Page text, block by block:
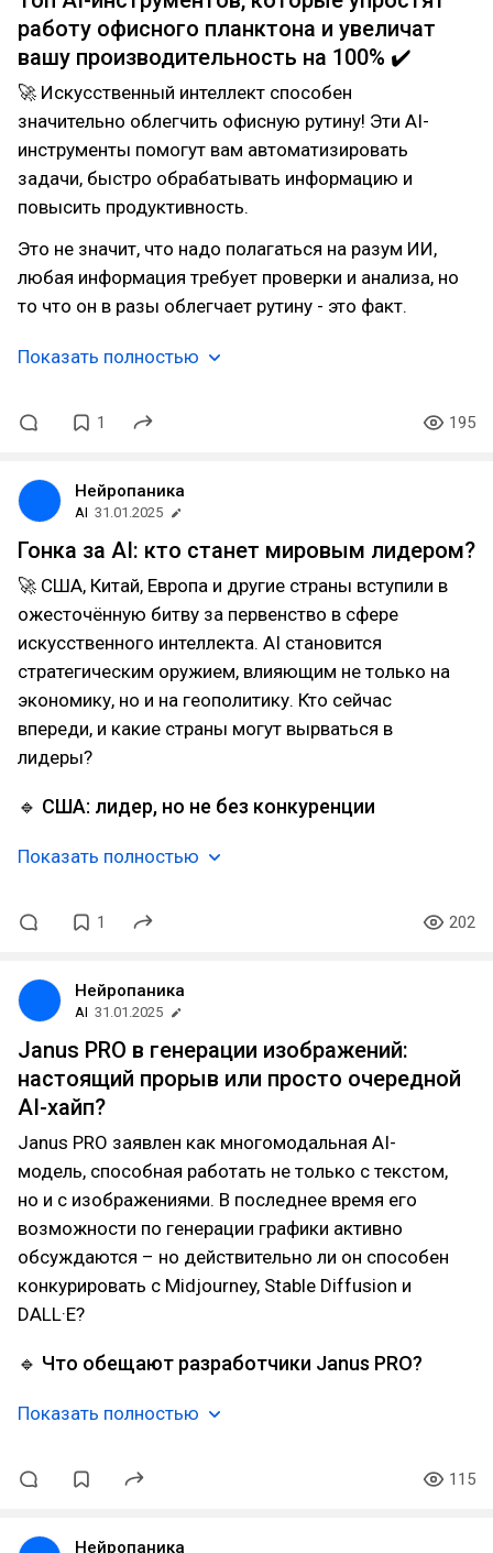
работу офисного планктона и увеличат
вашу производительность на 100% ✔️
🚀 Искусственный интеллект способен
значительно облегчить офисную рутину! Эти AI-
инструменты помогут вам автоматизировать
задачи, быстро обрабатывать информацию и
повысить продуктивность.
Это не значит, что надо полагаться на разум ИИ,
любая информация требует проверки и анализа, но
то что он в разы облегчает рутину - это факт.
Показать полностью
1 195
Нейропаника
AI 31.01.2025
Гонка за AI: кто станет мировым лидером?
🚀 США, Китай, Европа и другие страны вступили в
ожесточённую битву за первенство в сфере
искусственного интеллекта. AI становится
стратегическим оружием, влияющим не только на
экономику, но и на геополитику. Кто сейчас
впереди, и какие страны могут вырваться в
лидеры?
🔹 США: лидер, но не без конкуренции
Показать полностью
1 202
Нейропаника
AI 31.01.2025
Janus PRO в генерации изображений:
настоящий прорыв или просто очередной
AI-хайп?
Janus PRO заявлен как многомодальная AI-
модель, способная работать не только с текстом,
но и с изображениями. В последнее время его
возможности по генерации графики активно
обсуждаются – но действительно ли он способен
конкурировать с Midjourney, Stable Diffusion и
DALL·E?
🔹 Что обещают разработчики Janus PRO?
Показать полностью
115
Нейропаника